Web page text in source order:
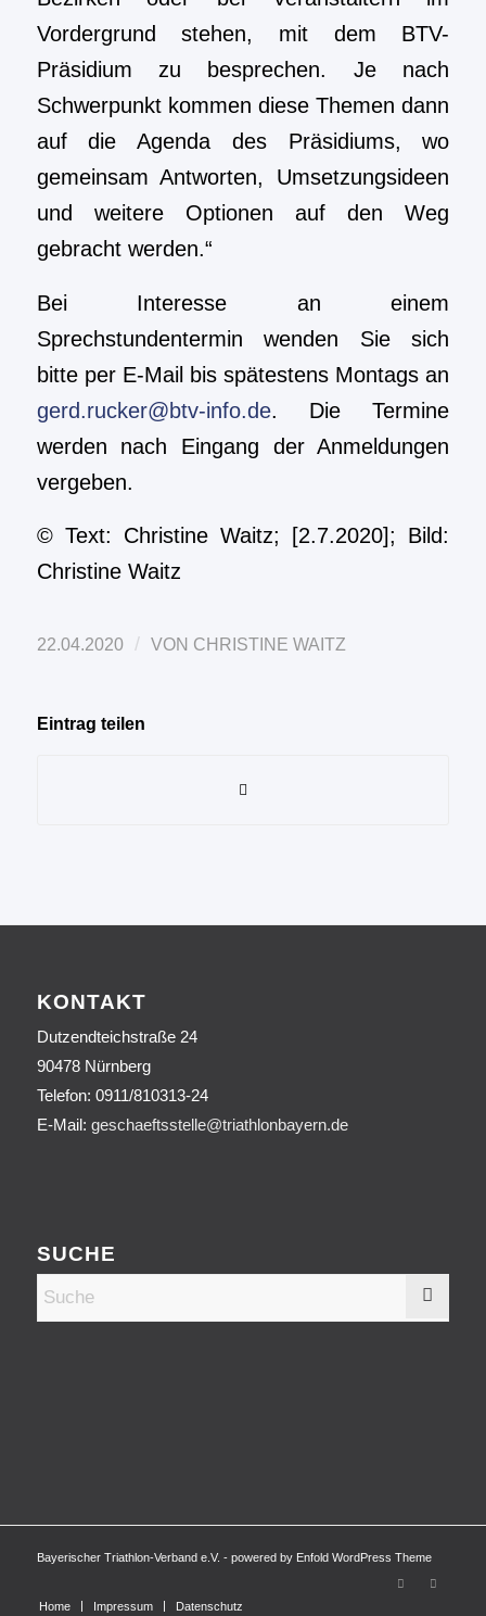
Vordergrund stehen, mit dem BTV-
Präsidium zu besprechen. Je nach
Schwerpunkt kommen diese Themen dann
auf die Agenda des Präsidiums, wo
gemeinsam Antworten, Umsetzungsideen
und weitere Optionen auf den Weg
gebracht werden.“
Bei Interesse an einem
Sprechstundentermin wenden Sie sich
bitte per E-Mail bis spätestens Montags an
gerd.rucker@btv-info.de. Die Termine
werden nach Eingang der Anmeldungen
vergeben.
© Text: Christine Waitz; [2.7.2020]; Bild:
Christine Waitz
22.04.2020 / VON CHRISTINE WAITZ
Eintrag teilen
KONTAKT
Dutzendteichstraße 24
90478 Nürnberg
Telefon: 0911/810313-24
E-Mail: geschaeftsstelle@triathlonbayern.de
SUCHE
Bayerischer Triathlon-Verband e.V. - powered by Enfold WordPress Theme
Home Impressum Datenschutz